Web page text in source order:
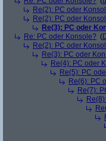
Re(2): PC oder
Re(2): PC oder
Re(3): PC oder
Re: PC oder Konsole? (
Re(2): PC oder
Re(3): PC oder
Re(4): PC oder
Re(5): PC
Re(6): PC
Re(7):